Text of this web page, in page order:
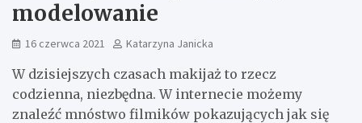
modelowanie
16 czerwca 2021 Katarzyna Janicka
W dzisiejszych czasach makijaż to rzecz
codzienna, niezbędna. W internecie możemy
znaleźć mnóstwo filmików pokazujących jak się